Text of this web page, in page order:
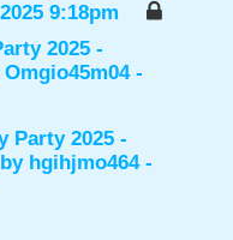
9:18pm
2025 -
Omgio45m04-
Party 2025 -
hgihjmo464-